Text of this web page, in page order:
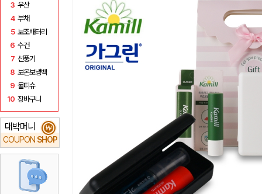
3 우산
4 부채
5 보조배터리
6 수건
7 선풍기
8 보온보냉백
9 물티슈
10 장바구니
대박머니
COUPON SHOP
₩